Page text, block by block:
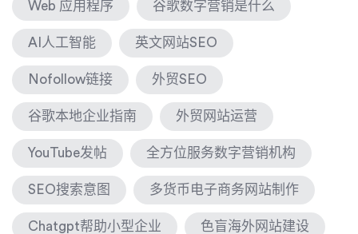
Web 应用程序 谷歌数字营销是什么
AI人工智能 英文网站SEO
Nofollow链接 外贸SEO
谷歌本地企业指南 外贸网站运营
YouTube发帖 全方位服务数字营销机构
SEO搜索意图 多货币电子商务网站制作
Chatgpt帮助小型企业 色盲海外网站建设